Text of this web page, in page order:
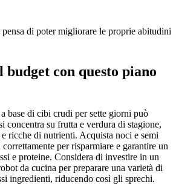
di poter migliorare le proprie abitudini
budget con questo piano
base di cibi crudi per sette giorni può
concentra su frutta e verdura di stagione,
ricche di nutrienti. Acquista noci e semi
per risparmiare e garantire un
e proteine. Considera di investire in un
da cucina per preparare una varietà di
ingredienti, riducendo così gli sprechi.